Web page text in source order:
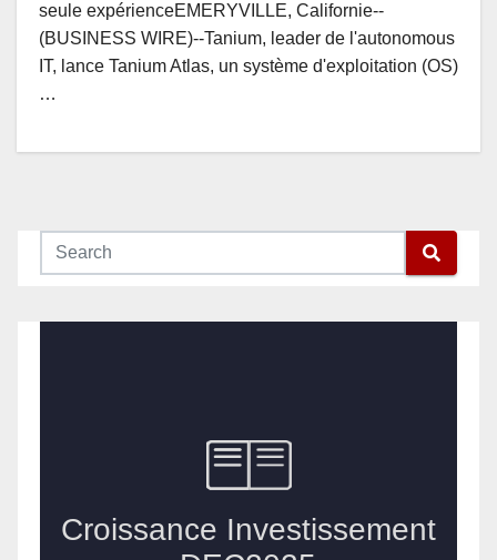
seule expérienceEMERYVILLE, Californie--
(BUSINESS WIRE)--Tanium, leader de l'autonomous
IT, lance Tanium Atlas, un système d'exploitation (OS)
…